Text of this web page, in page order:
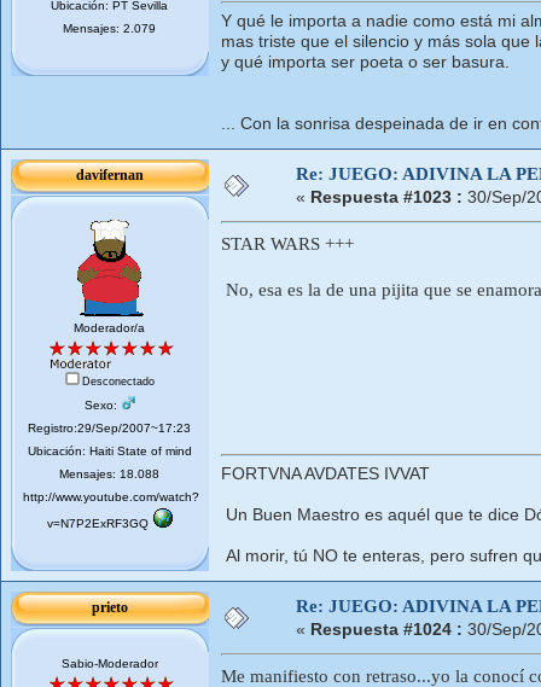
Ubicación: PT Sevilla
Mensajes: 2.079
Y qué le importa a nadie como está mi
mas triste que el silencio y más sola que
y qué importa ser poeta o ser basura.
... Con la sonrisa despeinada de ir en
davifernan
Moderador/a
Desconectado
Sexo:
Registro:29/Sep/2007~17:23
Ubicación: Haiti State of mind
Mensajes: 18.088
http://www.youtube.com/watch?
v=N7P2ExRF3GQ
Re: JUEGO: ADIVINA LA
« Respuesta #1023 : 30/Sep/
STAR WARS +++
No, esa es la de una pijita que se
FORTVNA AVDATES IVVAT
Un Buen Maestro es aquél que te dice
Al morir, tú NO te enteras, pero sufren
prieto
Sabio-Moderador
Re: JUEGO: ADIVINA LA
« Respuesta #1024 : 30/Sep/
Me manifiesto con retraso...yo la conocí